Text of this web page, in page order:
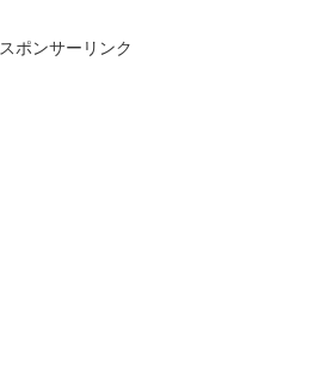
スポンサーリンク